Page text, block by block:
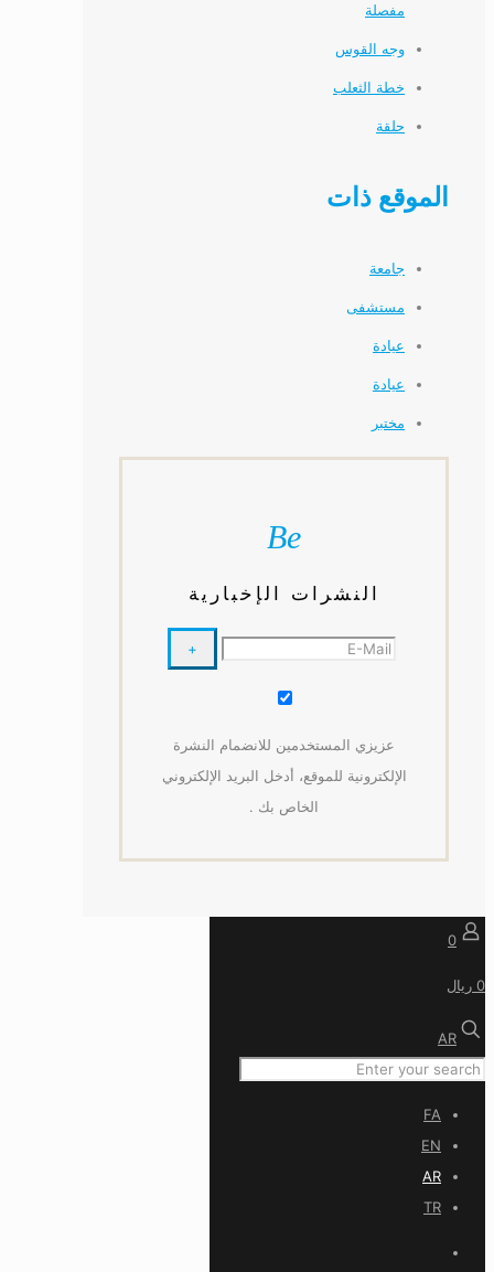
مفصلة
وجه القوس
خطة الثعلب
حلقة
الموقع ذات
جامعة
مستشفى
عيادة
عيادة
مختبر
Be
النشرات الإخبارية
عزيزي المستخدمين للانضمام النشرة
الإلكترونية للموقع، أدخل البريد الإلكتروني
الخاص بك .
0
0 ریال
AR
FA
EN
AR
TR